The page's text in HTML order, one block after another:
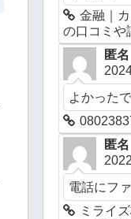
金融｜
の口コミや
匿名
よかった
匿名
電話にフ
ミライ